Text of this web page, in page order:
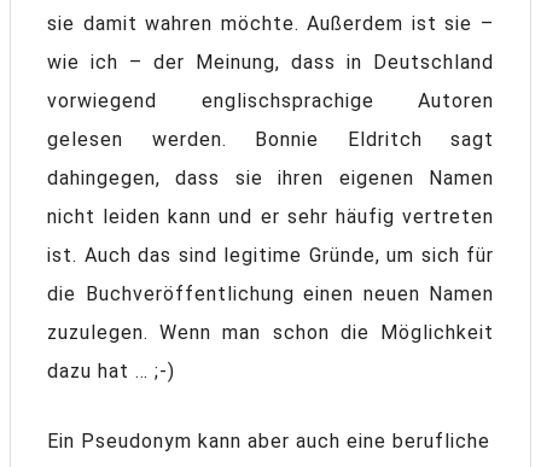
sie damit wahren möchte. Außerdem ist sie –
wie ich – der Meinung, dass in Deutschland
vorwiegend englischsprachige Autoren
gelesen werden. Bonnie Eldritch sagt
dahingegen, dass sie ihren eigenen Namen
nicht leiden kann und er sehr häufig vertreten
ist. Auch das sind legitime Gründe, um sich für
die Buchveröffentlichung einen neuen Namen
zuzulegen. Wenn man schon die Möglichkeit
dazu hat … ;-)
Ein Pseudonym kann aber auch eine berufliche